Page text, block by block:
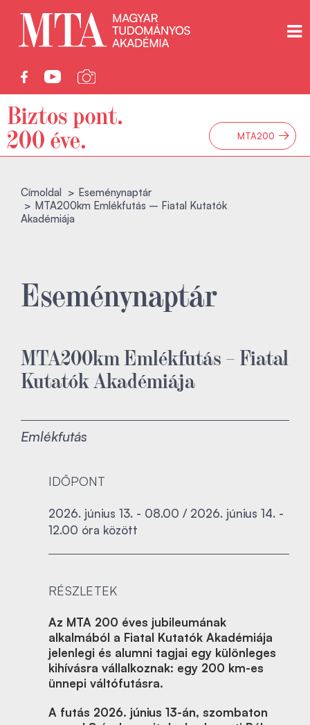
MTA200 →
Címoldal
Eseménynaptár
MTA200km Emlékfutás – Fiatal Kutatók
Akadémiája
Eseménynaptár
MTA200km Emlékfutás – Fiatal
Kutatók Akadémiája
Emlékfutás
IDŐPONT
2026. június 13. - 08.00 / 2026. június 14. -
12.00 óra között
RÉSZLETEK
Az MTA 200 éves jubileumának
alkalmából a Fiatal Kutatók Akadémiája
jelenlegi és alumni tagjai egy különleges
kihívásra vállalkoznak: egy 200 km-es
ünnepi váltófutásra.
A futás 2026. június 13-án, szombaton